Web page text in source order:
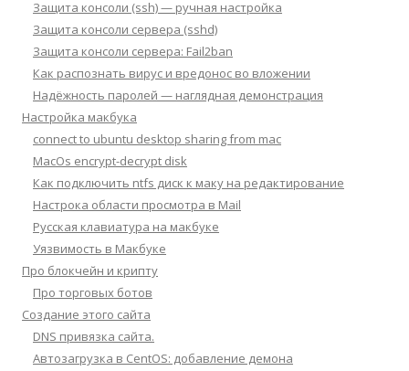
Защита консоли (ssh) — ручная настройка
Защита консоли сервера (sshd)
Защита консоли сервера: Fail2ban
Как распознать вирус и вредонос во вложении
Надёжность паролей — наглядная демонстрация
Настройка макбука
connect to ubuntu desktop sharing from mac
MacOs encrypt-decrypt disk
Как подключить ntfs диск к маку на редактирование
Настрока области просмотра в Mail
Русская клавиатура на макбуке
Уязвимость в Макбуке
Про блокчейн и крипту
Про торговых ботов
Создание этого сайта
DNS привязка сайта.
Автозагрузка в CentOS: добавление демона